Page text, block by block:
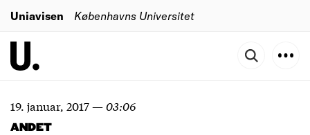
Uniavisen Københavns Universitet
19. januar, 2017—03:06
ANDET